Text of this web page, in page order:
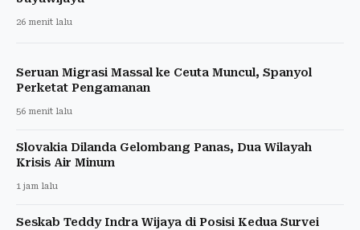
26 menit lalu
Seruan Migrasi Massal ke Ceuta Muncul, Spanyol
Perketat Pengamanan
56 menit lalu
Slovakia Dilanda Gelombang Panas, Dua Wilayah
Krisis Air Minum
1 jam lalu
Seskab Teddy Indra Wijaya di Posisi Kedua Survei